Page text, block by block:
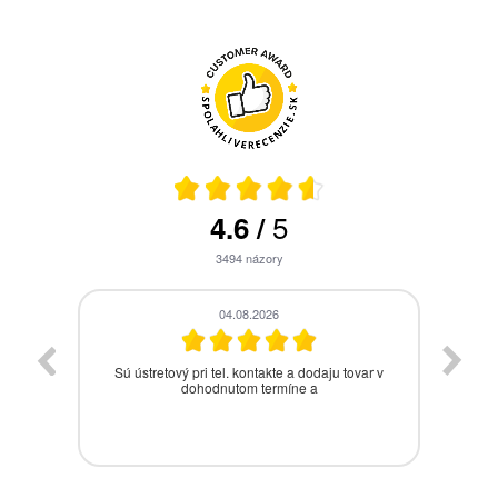
4.6/5
3494názory
04.08.2026
Sú ústretový pri tel. kontakte a dodaju tovar v
dohodnutom termíne a